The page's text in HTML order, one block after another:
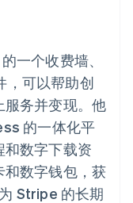
可嵌入的
加密货币
购买
服
一个收费墙、
，可以帮助创
务并变现。他
的一体化平
和数字下载资
数字钱包，获
Stripe 的长期